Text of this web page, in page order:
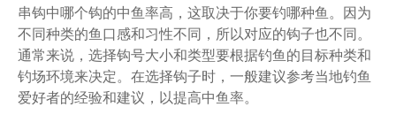
串钩中哪个钩的中鱼率高，这取决于你要钓哪种鱼。因为
不同种类的鱼口感和习性不同，所以对应的钩子也不同。
通常来说，选择钩号大小和类型要根据钓鱼的目标种类和
钓场环境来决定。在选择钩子时，一般建议参考当地钓鱼
爱好者的经验和建议，以提高中鱼率。